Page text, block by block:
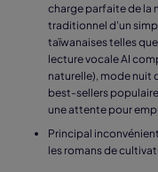
charge parfaite de la
traditionnel d'un
taïwanaises telles
lecture vocale AI
naturelle), mode nuit
best-sellers
une attente pour
Principal
les romans de